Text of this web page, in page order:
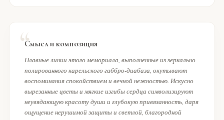
Смысл и композиция
Плавные линии этого мемориала, выполненные из зеркально
полированного карельского габбро-диабаза, окутывают
воспоминания спокойствием и вечной нежностью. Искусно
вырезанные цветы и мягкие изгибы сердца символизируют
неувядающую красоту души и глубокую привязанность, даря
ощущение нерушимой защиты и светлой, благородной